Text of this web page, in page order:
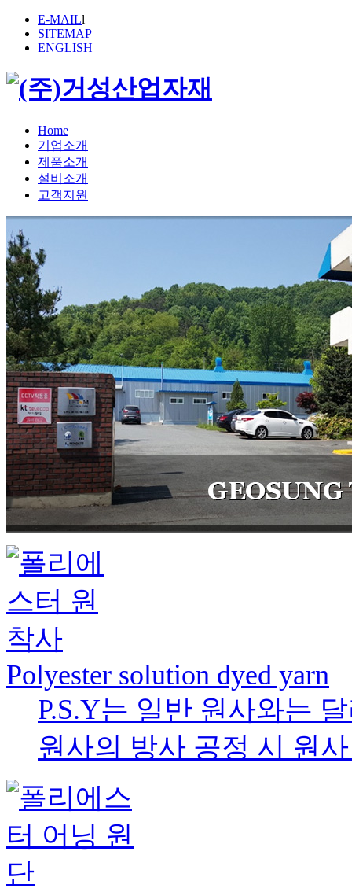
E-MAILl
SITEMAP
ENGLISH
Home
기업소개
제품소개
설비소개
고객지원
Polyester solution dyed yarn
P.S.Y는 일반 원사와는
원사의 방사 공정 시 원